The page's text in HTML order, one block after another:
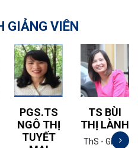
GIẢNG VIÊN
PGS.TS
NGÔ THỊ
TUYẾT
TS BÙI
THỊ LÀNH
ThS - Giảng